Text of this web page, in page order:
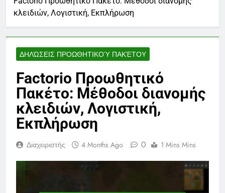
κλειδιών, Λογιστική, Εκπλήρωση
ΔΗΛΏΣΕΙΣ ΠΡΟΩΘΗΤΙΚΟΎ ΠΑΚΈΤΟΥ
Factorio Προωθητικό
Πακέτο: Μέθοδοι διανομής
κλειδιών, Λογιστική,
Εκπλήρωση
Διαχειριστής 4 Months Ago 0 1 Mins Mins